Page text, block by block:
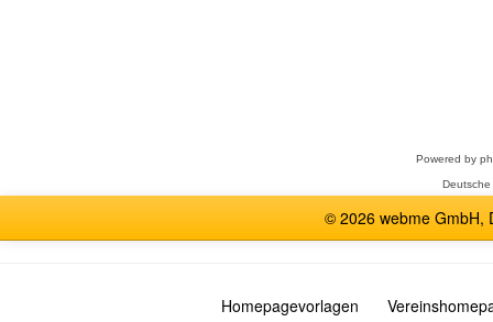
Powered by
© 2026 webme GmbH,
Homepagevorlagen